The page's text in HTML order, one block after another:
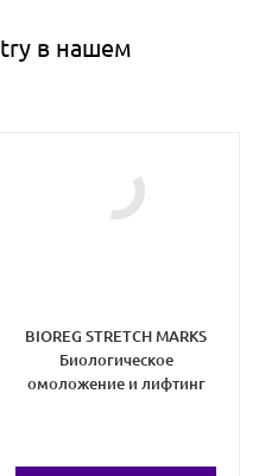
в нашем
BIOREG STRETCH MARKS
Биологическое
омоложение и лифтинг